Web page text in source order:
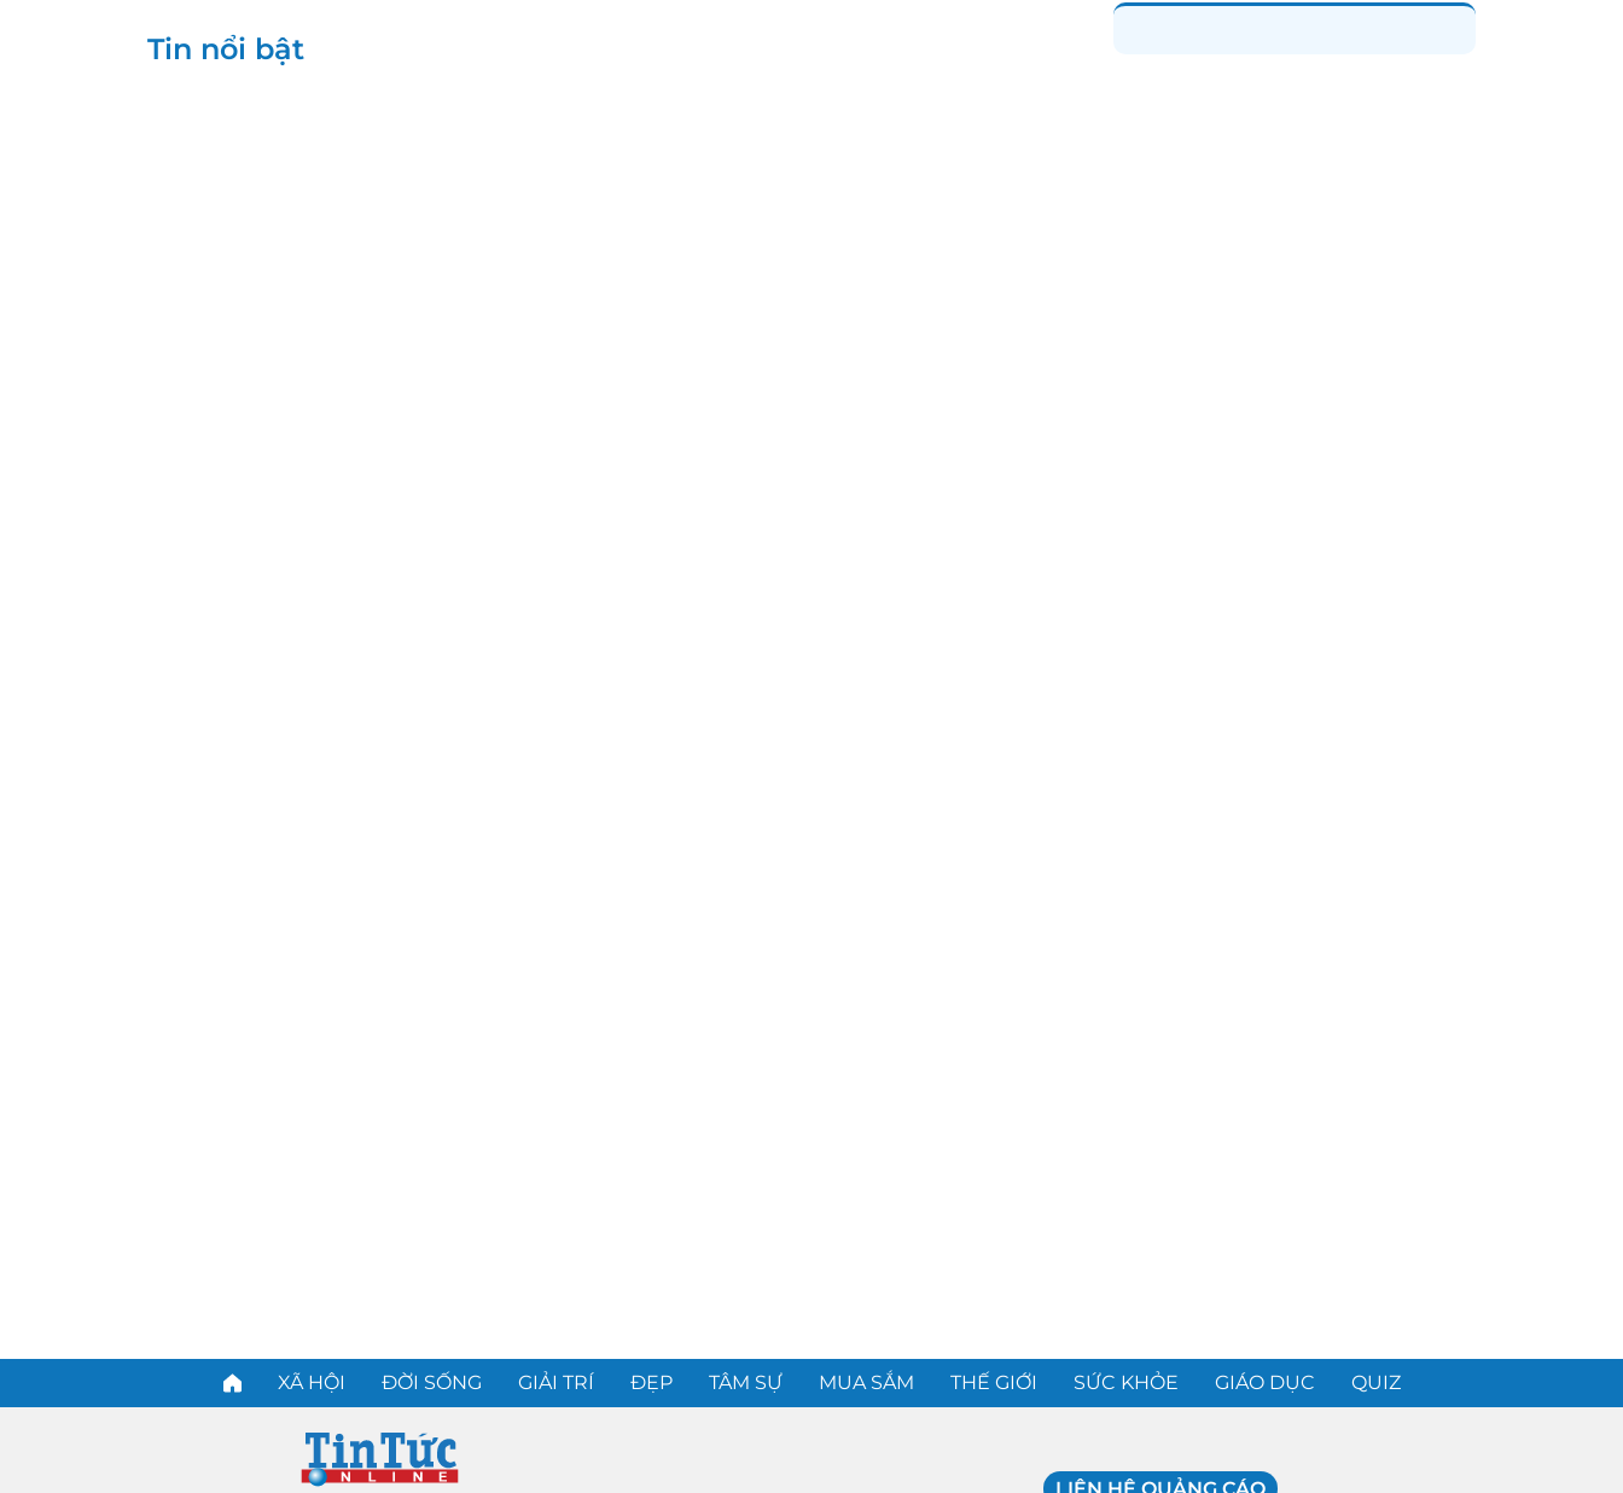
Tin nổi bật
XÃ HỘI ĐỜI SỐNG GIẢI TRÍ ĐẸP TÂM SỰ MUA SẮM THẾ GIỚI SỨC KHỎE GIÁO DỤC QUIZ